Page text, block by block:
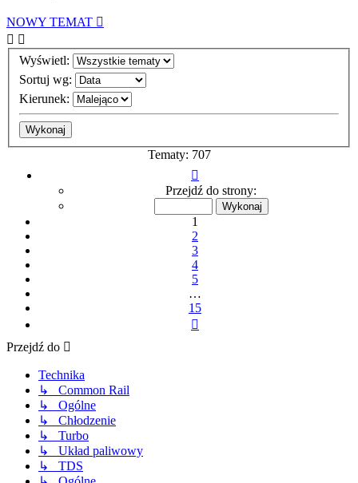
NOWY TEMAT
Wyświetl:
Sortuj wg:
Kierunek:
Tematy: 707
1
z
15
Przejdź do strony:
1
2
3
4
5
…
15
Przejdź do
Technika
↳ Common Rail
↳ Ogólne
↳ Chłodzenie
↳ Turbo
↳ Układ paliwowy
↳ TDS